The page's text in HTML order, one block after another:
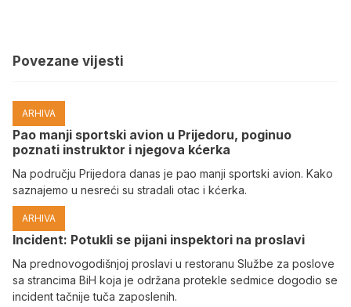
Povezane vijesti
ARHIVA
Pao manji sportski avion u Prijedoru, poginuo
poznati instruktor i njegova kćerka
Na području Prijedora danas je pao manji sportski avion. Kako
saznajemo u nesreći su stradali otac i kćerka.
ARHIVA
Incident: Potukli se pijani inspektori na proslavi
Na prednovogodišnjoj proslavi u restoranu Službe za poslove
sa strancima BiH koja je održana protekle sedmice dogodio se
incident tačnije tuča zaposlenih.